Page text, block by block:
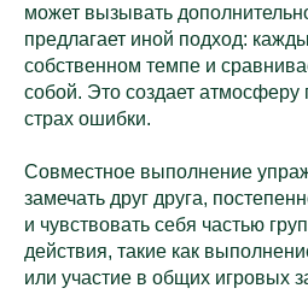
может вызывать
предлагает иной подход:
собственном темпе и
собой. Это создает атмосферу
страх ошибки.
Совместное выполнение
замечать друг друга,
и чувствовать себя частью
действия, такие как
или участие в общих игровых